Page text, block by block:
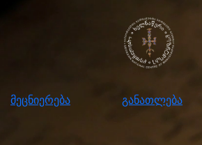
მეცნიერება განათლება
განათლება